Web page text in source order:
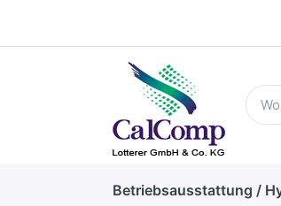
Betriebsausstattung /